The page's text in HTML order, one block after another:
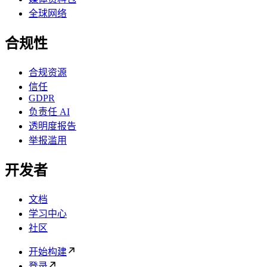
全球网络
合规性
合规资源
信任
GDPR
负责任 AI
透明度报告
举报滥用
开发者
文档
学习中心
社区
开始构建